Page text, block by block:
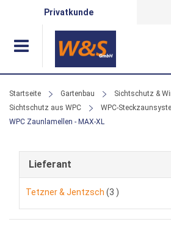
Privatkunde
Startseite Gartenbau
Sichtschutz &
Sichtschutz aus WPC
WPC-
WPC Zaunlamellen - MAX-XL
Lieferant
Tetzner & Jentzsch 3 Artikel